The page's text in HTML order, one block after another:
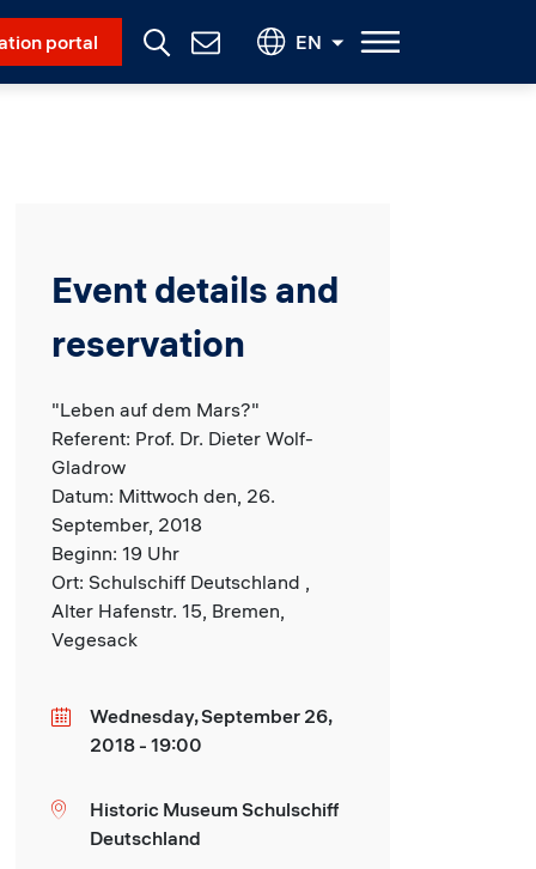
portal
Contact
Us
EN
Event details and
reservation
"Leben auf dem Mars?"
Referent: Prof. Dr. Dieter Wolf-
Gladrow
Datum: Mittwoch den, 26.
September, 2018
Beginn: 19 Uhr
Ort: Schulschiff Deutschland ,
Alter Hafenstr. 15, Bremen,
Vegesack
DateWednesday, September 26,
2018 - 19:00
Location
Historic Museum Schulschiff
Deutschland